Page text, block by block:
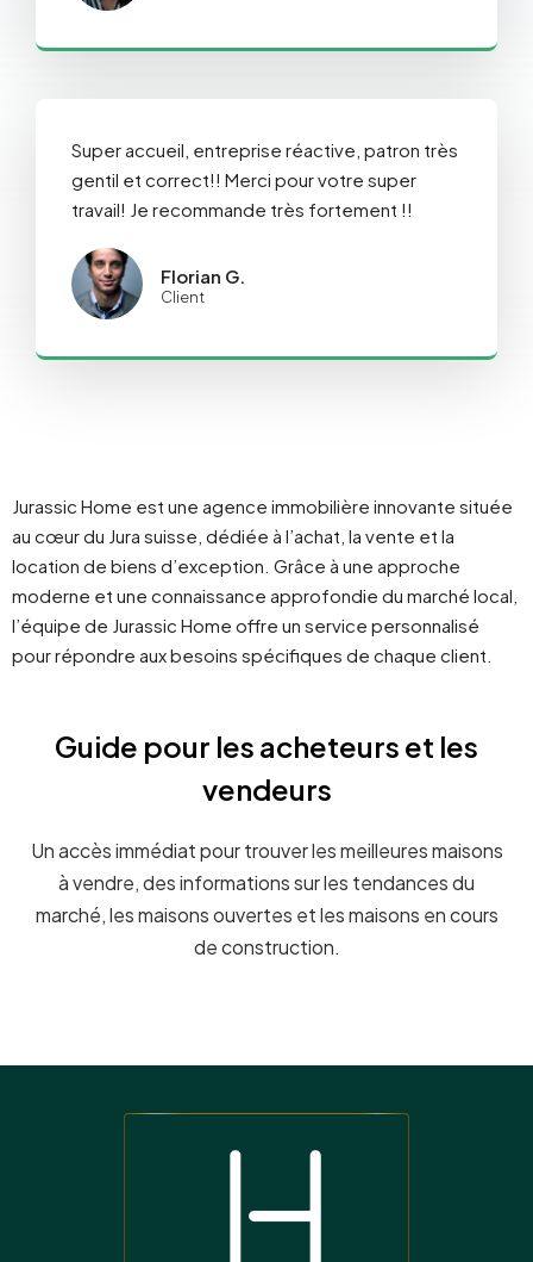
Super accueil, entreprise réactive, patron très
gentil et correct!! Merci pour votre super
travail! Je recommande très fortement !!
Florian G.
Client
Jurassic Home est une agence immobilière innovante située
au cœur du Jura suisse, dédiée à l’achat, la vente et la
location de biens d’exception. Grâce à une approche
moderne et une connaissance approfondie du marché local,
l’équipe de Jurassic Home offre un service personnalisé
pour répondre aux besoins spécifiques de chaque client.
Guide pour les acheteurs et les
vendeurs
Un accès immédiat pour trouver les meilleures maisons
à vendre, des informations sur les tendances du
marché, les maisons ouvertes et les maisons en cours
de construction.